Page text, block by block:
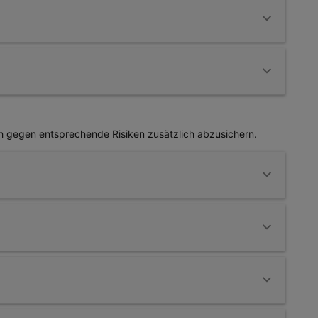
einen Schaden zu, müssen Sie für diesen
entsprechende Risiken zusätzlich abzusichern.
eine Forderungsausfalldeckung regulieren.